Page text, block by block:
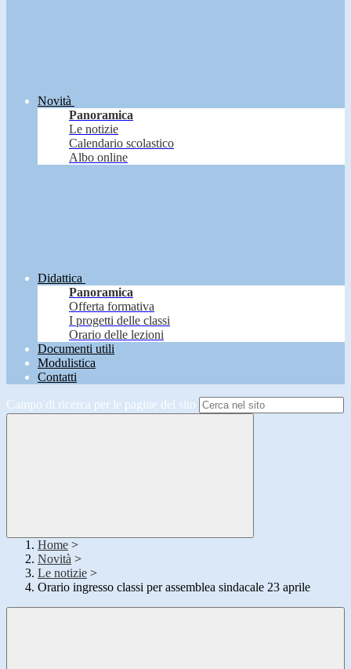
Novità
Panoramica
Le notizie
Calendario scolastico
Albo online
Didattica
Panoramica
Offerta formativa
I progetti delle classi
Orario delle lezioni
Documenti utili
Modulistica
Contatti
Campo di ricerca per le pagine del sito
Home >
Novità >
Le notizie >
Orario ingresso classi per assemblea sindacale 23 aprile